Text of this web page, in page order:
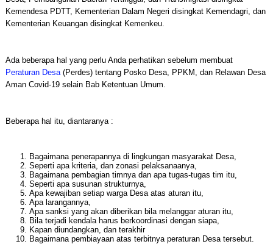
Kemendesa PDTT, Kementerian Dalam Negeri disingkat Kemendagri, dan
Kementerian Keuangan disingkat Kemenkeu.
Ada beberapa hal yang perlu Anda perhatikan sebelum membuat
Peraturan Desa(Perdes) tentang Posko Desa, PPKM, dan Relawan Desa
Aman Covid-19 selain Bab Ketentuan Umum.
Beberapa hal itu, diantaranya :
Bagaimana penerapannya di lingkungan masyarakat Desa,
Seperti apa kriteria, dan zonasi pelaksanaanya,
Bagaimana pembagian timnya dan apa tugas-tugas tim itu,
Seperti apa susunan strukturnya,
Apa kewajiban setiap warga Desa atas aturan itu,
Apa larangannya,
Apa sanksi yang akan diberikan bila melanggar aturan itu,
Bila terjadi kendala harus berkoordinasi dengan siapa,
Kapan diundangkan, dan terakhir
Bagaimana pembiayaan atas terbitnya peraturan Desa tersebut.